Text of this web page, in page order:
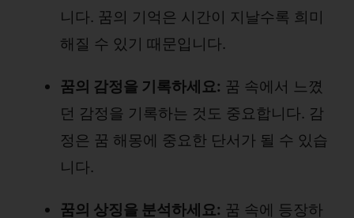
니다. 꿈의 기억은 시간이 지날수록 희미
해질 수 있기 때문입니다.
꿈의 감정을 기록하세요: 꿈 속에서 느꼈
던 감정을 기록하는 것도 중요합니다. 감
정은 꿈 해몽에 중요한 단서가 될 수 있습
니다.
꿈의 상징을 분석하세요: 꿈 속에 등장하